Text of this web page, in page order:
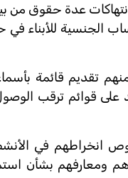
انتهاكات عدة حقوق من
الجنسية للأبناء في
تقديم قائمة
على قوائم ترقب
في
ومعارفهم بشأن